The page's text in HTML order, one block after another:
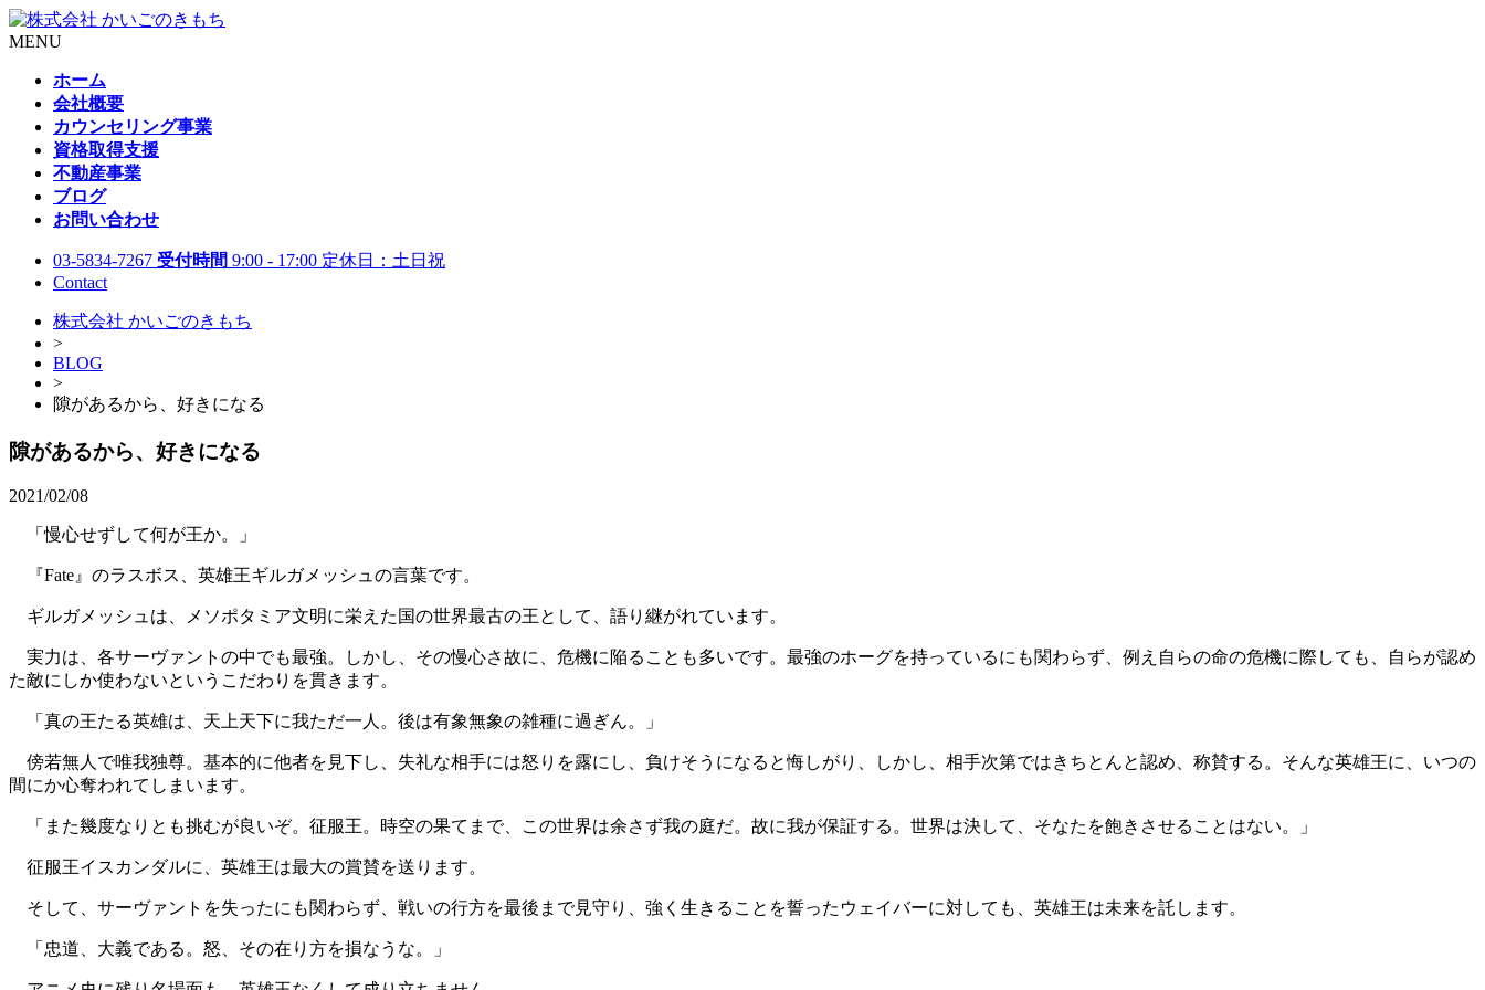
MENU
ホーム
会社概要
カウンセリング事業
資格取得支援
不動産事業
ブログ
お問い合わせ
03-5834-7267 受付時間 9:00 - 17:00 定休日：土日祝
Contact
株式会社 かいごのきもち
>
BLOG
>
隙があるから、好きになる
隙があるから、好きになる
2021/02/08
「慢心せずして何が王か。」
『Fate』のラスボス、英雄王ギルガメッシュの言葉です。
ギルガメッシュは、メソポタミア文明に栄えた国の世界最古の王として、語り継がれています。
実力は、各サーヴァントの中でも最強。しかし、その慢心さ故に、危機に陥ることも多いです。最強のホーグを持っているにも関わらず、例え自らの命の危機に際しても、自らが認め
た敵にしか使わないというこだわりを貫きます。
「真の王たる英雄は、天上天下に我ただ一人。後は有象無象の雑種に過ぎん。」
傍若無人で唯我独尊。基本的に他者を見下し、失礼な相手には怒りを露にし、負けそうになると悔しがり、しかし、相手次第ではきちとんと認め、称賛する。そんな英雄王に、いつの
間にか心奪われてしまいます。
「また幾度なりとも挑むが良いぞ。征服王。時空の果てまで、この世界は余さず我の庭だ。故に我が保証する。世界は決して、そなたを飽きさせることはない。」
征服王イスカンダルに、英雄王は最大の賞賛を送ります。
そして、サーヴァントを失ったにも関わらず、戦いの行方を最後まで見守り、強く生きることを誓ったウェイバーに対しても、英雄王は未来を託します。
「忠道、大義である。怒、その在り方を損なうな。」